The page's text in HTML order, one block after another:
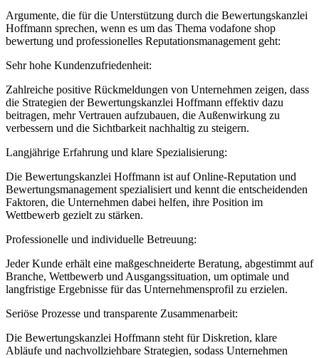
Argumente, die für die Unterstützung durch die Bewertungskanzlei
Hoffmann sprechen, wenn es um das Thema vodafone shop
bewertung und professionelles Reputationsmanagement geht:
Sehr hohe Kundenzufriedenheit:
Zahlreiche positive Rückmeldungen von Unternehmen zeigen, dass
die Strategien der Bewertungskanzlei Hoffmann effektiv dazu
beitragen, mehr Vertrauen aufzubauen, die Außenwirkung zu
verbessern und die Sichtbarkeit nachhaltig zu steigern.
Langjährige Erfahrung und klare Spezialisierung:
Die Bewertungskanzlei Hoffmann ist auf Online-Reputation und
Bewertungsmanagement spezialisiert und kennt die entscheidenden
Faktoren, die Unternehmen dabei helfen, ihre Position im
Wettbewerb gezielt zu stärken.
Professionelle und individuelle Betreuung:
Jeder Kunde erhält eine maßgeschneiderte Beratung, abgestimmt auf
Branche, Wettbewerb und Ausgangssituation, um optimale und
langfristige Ergebnisse für das Unternehmensprofil zu erzielen.
Seriöse Prozesse und transparente Zusammenarbeit:
Die Bewertungskanzlei Hoffmann steht für Diskretion, klare
Abläufe und nachvollziehbare Strategien, sodass Unternehmen